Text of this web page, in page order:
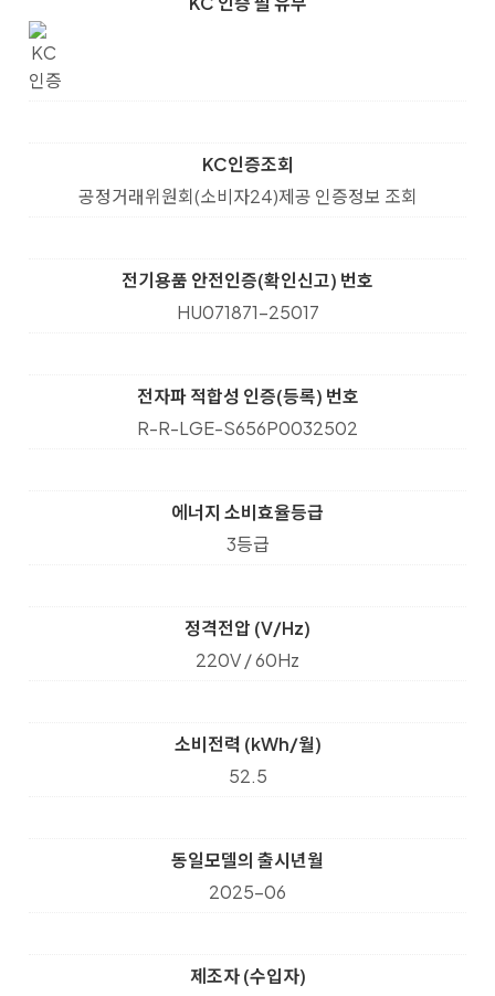
KC인증조회
공정거래위원회(소비자24)제공 인증정보 조회
전기용품 안전인증(확인신고) 번호
HU071871-25017
전자파 적합성 인증(등록) 번호
R-R-LGE-S656P0032502
에너지 소비효율등급
3등급
정격전압 (V/Hz)
220V / 60Hz
소비전력 (kWh/월)
52.5
동일모델의 출시년월
2025-06
제조자 (수입자)